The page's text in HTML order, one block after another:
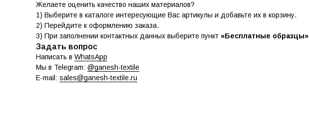
Желаете оценить качество наших материалов?
1) Выберите в каталоге интересующие Вас артикулы и добавьте их в корзину.
2) Перейдите к оформлению заказа.
3) При заполнении контактных данных выберите пункт «Бесплатные образцы»
Задать вопрос
Написать в WhatsApp
Мы в Telegram: @ganesh-textile
E-mail: sales@ganesh-textile.ru